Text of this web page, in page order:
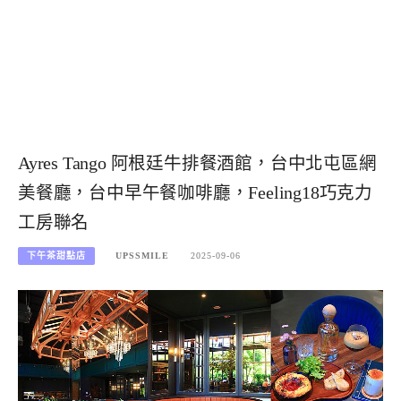
Ayres Tango 阿根廷牛排餐酒館，台中北屯區網
美餐廳，台中早午餐咖啡廳，Feeling18巧克力
工房聯名
下午茶甜點店 UPSSMILE 2025-09-06